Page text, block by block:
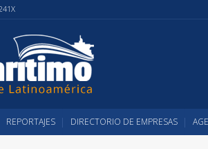
REPORTAJES DIRECTORIO DE EMPRESAS